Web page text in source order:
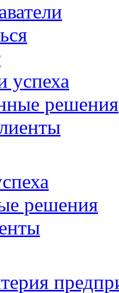
успеха
решения
решения